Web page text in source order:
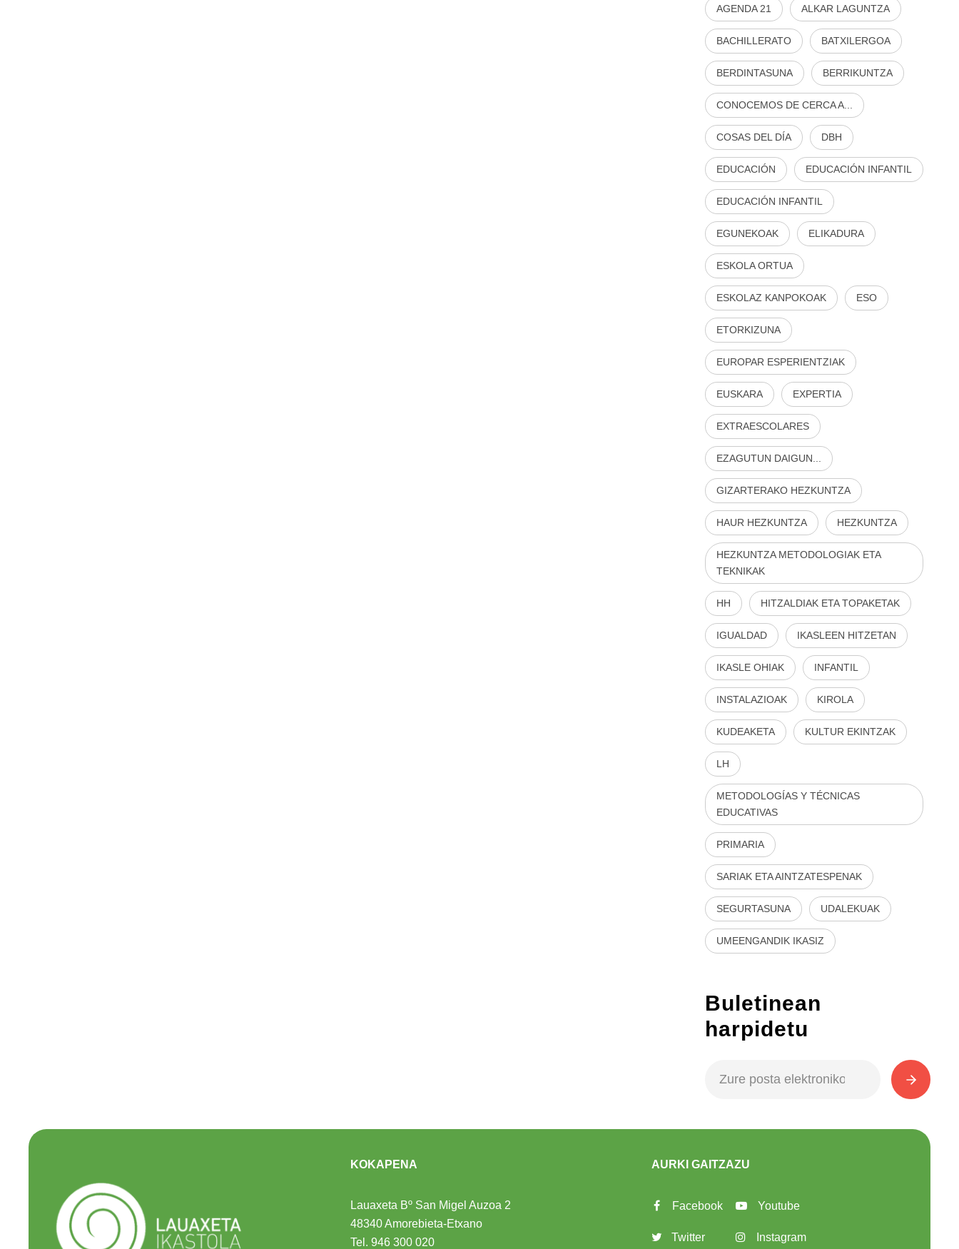
AGENDA 21 ALKAR LAGUNTZA
BACHILLERATO BATXILERGOA
BERDINTASUNA BERRIKUNTZA
CONOCEMOS DE CERCA A...
COSAS DEL DÍA DBH
EDUCACIÓN EDUCACIÓN INFANTIL
EDUCACIÓN INFANTIL
EGUNEKOAK ELIKADURA
ESKOLA ORTUA
ESKOLAZ KANPOKOAK ESO
ETORKIZUNA
EUROPAR ESPERIENTZIAK
EUSKARA EXPERTIA
EXTRAESCOLARES
EZAGUTUN DAIGUN...
GIZARTERAKO HEZKUNTZA
HAUR HEZKUNTZA HEZKUNTZA
HEZKUNTZA METODOLOGIAK ETA
TEKNIKAK
HH HITZALDIAK ETA TOPAKETAK
IGUALDAD IKASLEEN HITZETAN
IKASLE OHIAK INFANTIL
INSTALAZIOAK KIROLA
KUDEAKETA KULTUR EKINTZAK
LH
METODOLOGÍAS Y TÉCNICAS
EDUCATIVAS
PRIMARIA
SARIAK ETA AINTZATESPENAK
SEGURTASUNA UDALEKUAK
UMEENGANDIK IKASIZ
Buletinean
harpidetu
KOKAPENA
Lauaxeta Bº San Migel Auzoa 2
48340 Amorebieta-Etxano
Tel.946 300 020
AURKI GAITZAZU
Facebook
Twitter
Youtube
Instagram